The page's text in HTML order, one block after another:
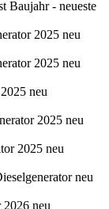
Baujahr - neueste
2025 neu
2025 neu
2025 neu
2025 neu
2025 neu
neu
2026 neu